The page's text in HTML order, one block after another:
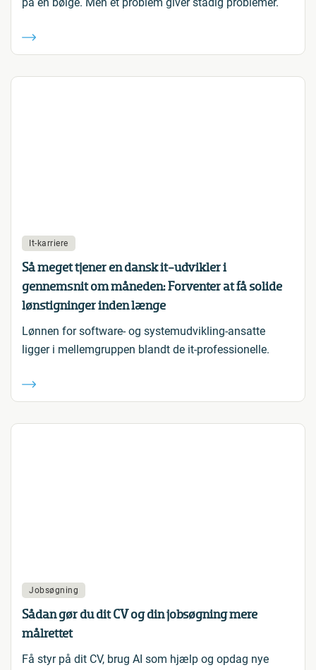
It-karriere
Så meget tjener en dansk it-udvikler i
gennemsnit om måneden: Forventer at få solide
lønstigninger inden længe
Lønnen for software- og systemudvikling-ansatte
ligger i mellemgruppen blandt de it-professionelle.
Jobsøgning
Sådan gør du dit CV og din jobsøgning mere
målrettet
Få styr på dit CV, brug AI som hjælp og opdag nye